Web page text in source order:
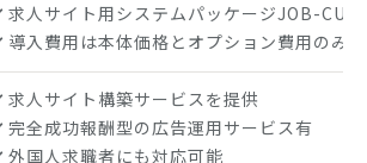
求人サイト用システムパッケージJOB-
導入費用は本体価格とオプション費用のみ
求人サイト構築サービスを提供
完全成功報酬型の広告運用サービス有
外国人求職者にも対応可能